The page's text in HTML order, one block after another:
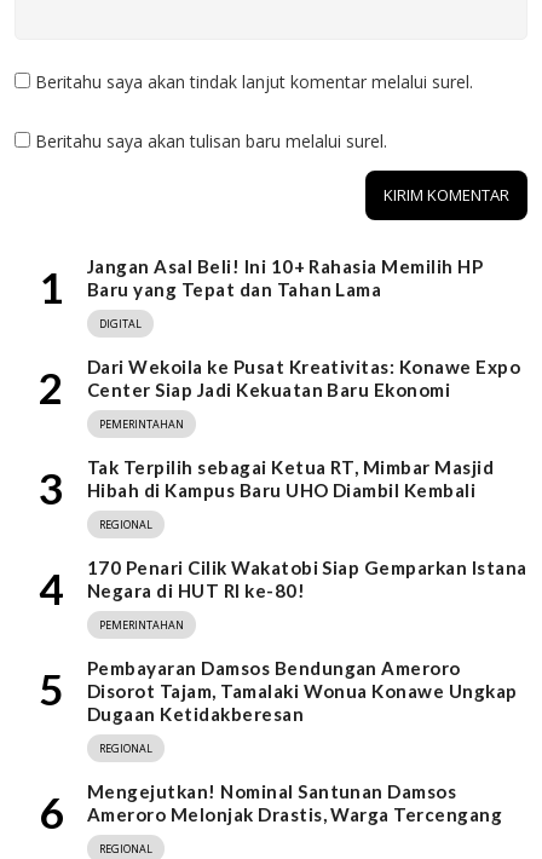
Beritahu saya akan tindak lanjut komentar melalui surel.
Beritahu saya akan tulisan baru melalui surel.
1
Jangan Asal Beli! Ini 10+ Rahasia Memilih HP
Baru yang Tepat dan Tahan Lama
DIGITAL
2
Dari Wekoila ke Pusat Kreativitas: Konawe Expo
Center Siap Jadi Kekuatan Baru Ekonomi
PEMERINTAHAN
3
Tak Terpilih sebagai Ketua RT, Mimbar Masjid
Hibah di Kampus Baru UHO Diambil Kembali
REGIONAL
4
170 Penari Cilik Wakatobi Siap Gemparkan Istana
Negara di HUT RI ke-80!
PEMERINTAHAN
5
Pembayaran Damsos Bendungan Ameroro
Disorot Tajam, Tamalaki Wonua Konawe Ungkap
Dugaan Ketidakberesan
REGIONAL
6
Mengejutkan! Nominal Santunan Damsos
Ameroro Melonjak Drastis, Warga Tercengang
REGIONAL